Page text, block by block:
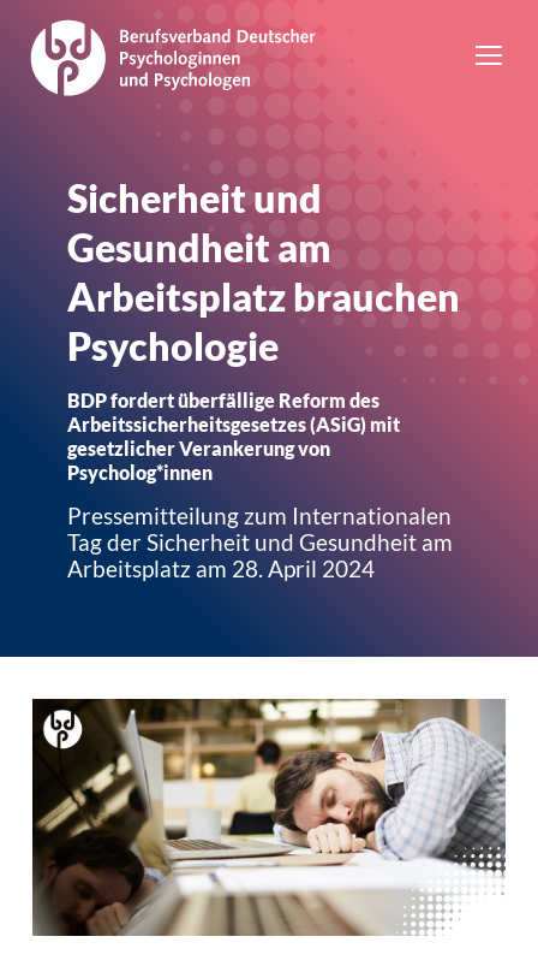
Sicherheit und
Gesundheit am
Arbeitsplatz brauchen
Psychologie
BDP fordert überfällige Reform des
Arbeitssicherheitsgesetzes (ASiG) mit
gesetzlicher Verankerung von
Psycholog*innen
Pressemitteilung zum Internationalen
Tag der Sicherheit und Gesundheit am
Arbeitsplatz am 28. April 2024